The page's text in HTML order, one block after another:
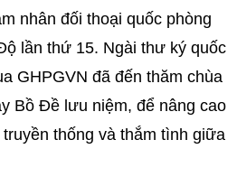
nhân đối thoại quốc phòng
lần thứ 15. Ngài thư ký quốc
GHPGVN đã đến thăm chùa
Bồ Đề lưu niệm, để nâng cao
thống và thắm tình giữa